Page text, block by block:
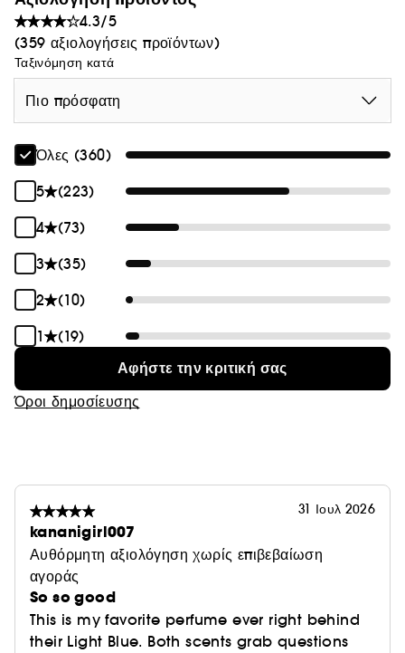
4.3/5
(359 αξιολογήσεις προϊόντων)
Ταξινόμηση κατά
Πιο πρόσφατη
Όλες (360)
5
(223)
4
(73)
3
(35)
2
(10)
1
(19)
Αφήστε την κριτική σας
Όροι δημοσίευσης
31 Ιουλ 2026
kananigirl007
Αυθόρμητη αξιολόγηση χωρίς επιβεβαίωση
αγοράς
So so good
This is my favorite perfume ever right behind
their Light Blue. Both scents grab questions